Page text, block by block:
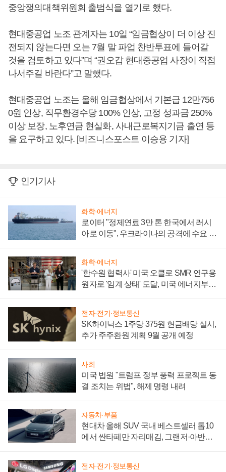
중앙쟁의대책위원회 출범식을 열기로 했다.
현대중공업 노조 관계자는 10일 “임금협상이 더 이상 진
전되지 않는다면 오는 7월 말 파업 찬반투표에 들어갈
것을 검토하고 있다”며 “권오갑 현대중공업 사장이 직접
나서주길 바란다”고 말했다.
현대중공업 노조는 올해 임금협상에서 기본급 12만756
0원 인상, 직무환경수당 100% 인상, 고정 성과금 250%
이상 보장, 노후연금 현실화, 사내근로복지기금 출연 등
을 요구하고 있다. [비즈니스포스트 이승용 기자]
인기기사
화학·에너지
로이터 "정제연료 3만 톤 한국에서 러시
아로 이동", 우크라이나의 공격에 수요 늘
화학·에너지
'한수원 협력사' 미국 오클로 SMR 연구용
원자로 '임계 상태' 도달, 미국 에너지부
전자·전기·정보통신
SK하이닉스 1주당 375원 현금배당 실시,
추가 주주환원 계획 9월 공개 예정
사회
미국 법원 "트럼프 정부 풍력 프로젝트 동
결 조치는 위법", 해제 명령 내려
자동차·부품
현대차 올해 SUV 국내 베스트셀러 톱10
에서 싼타페만 자리매김, 그랜저·아반떼
전자·전기·정보통신